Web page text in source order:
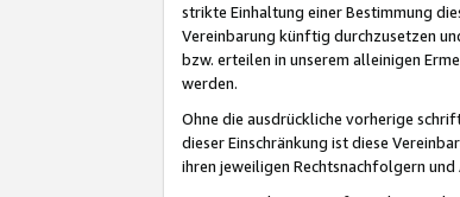
strikte Einhaltung einer Bestimmung
Vereinbarung künftig durchzusetzen
bzw. erteilen in unserem alleinigen
werden.
Ohne die ausdrückliche vorherige
dieser Einschränkung ist diese
ihren jeweiligen Rechtsnachfolgern